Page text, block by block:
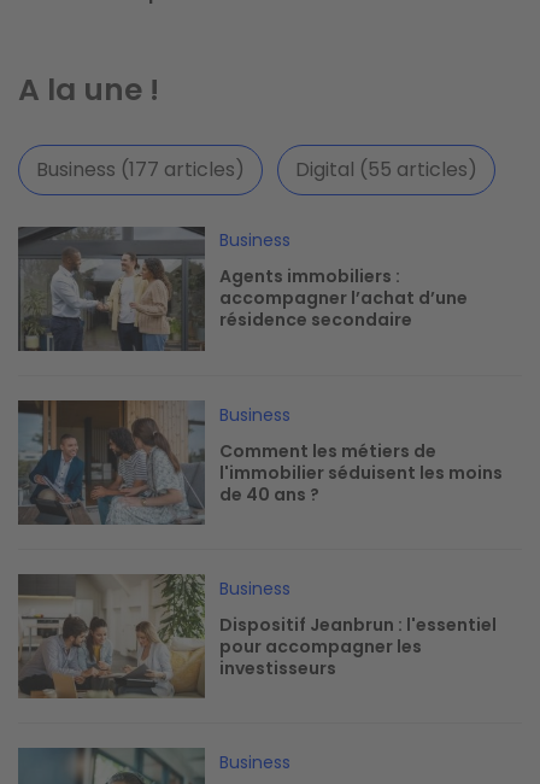
A la une !
Business (177 articles) Digital (55 articles)
Image
Business
Agents immobiliers :
accompagner l’achat d’une
résidence secondaire
Image
Business
Comment les métiers de
l'immobilier séduisent les moins
de 40 ans ?
Image
Business
Dispositif Jeanbrun : l'essentiel
pour accompagner les
investisseurs
Image
Business